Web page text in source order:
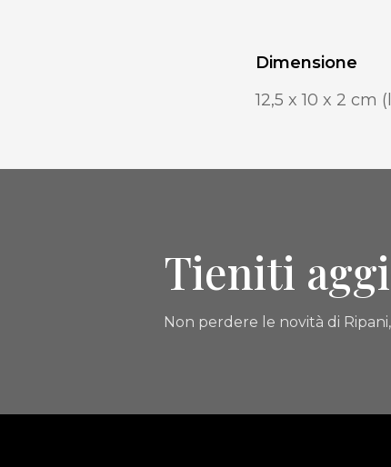
Dimensione
12,5 x 10 x 2 cm
Tieniti
Non perdere le novità di